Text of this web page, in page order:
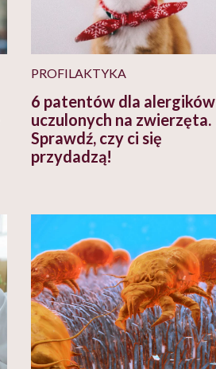
PROFILAKTYKA
6 patentów dla alergików
uczulonych na zwierzęta.
Sprawdź, czy ci się
przydadzą!